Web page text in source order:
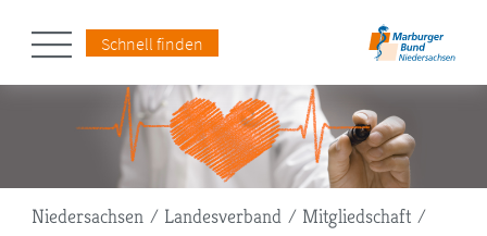
Schnell finden
Pfadnavigation
Niedersachsen Landesverband Mitgliedschaft